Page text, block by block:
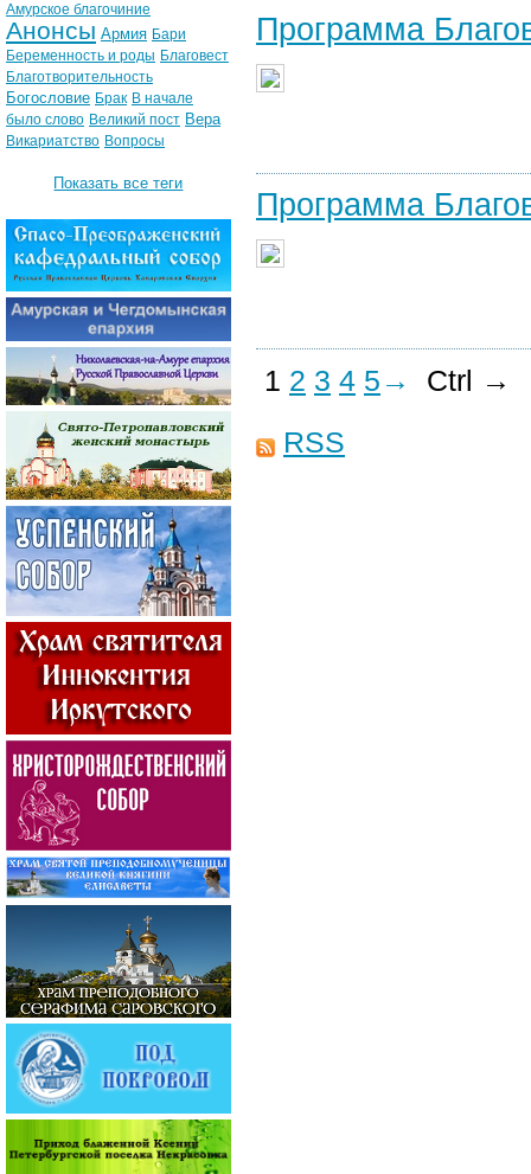
Программа
Программа
1 2 3 4 5 →
Ctrl →
RSS
Амурское благочиние
Анонсы Армия Бари
Беременность и роды Благовест
Благотворительность
Богословие Брак В начале
было слово Великий пост Вера
Викариатство Вопросы
Показать все теги